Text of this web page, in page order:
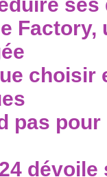
pas